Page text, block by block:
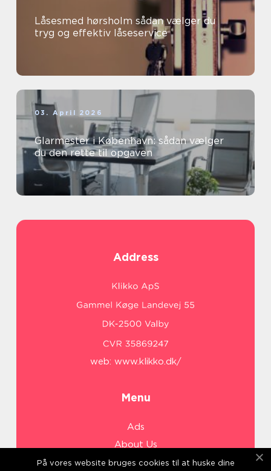
Låsesmed hørsholm sådan vælger du
tryg og effektiv låseservice
03. April 2026
Glarmester i København: sådan vælger
du den rette til opgaven
Address
web: www.klikko.dk/
Menu
Ads
About Us
Cookies
På vores website bruges cookies til at huske dine